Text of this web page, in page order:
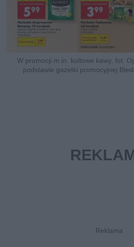
W promocji m.in. kultowe kawy, fot.
podstawie gazetki promocyjnej